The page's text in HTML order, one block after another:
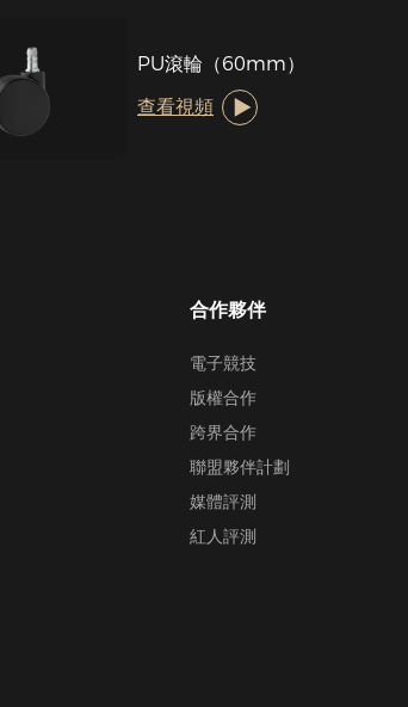
PU滾輪（60mm）
查看視頻
合作夥伴
電子競技
版權合作
跨界合作
聯盟夥伴計劃
媒體評測
紅人評測